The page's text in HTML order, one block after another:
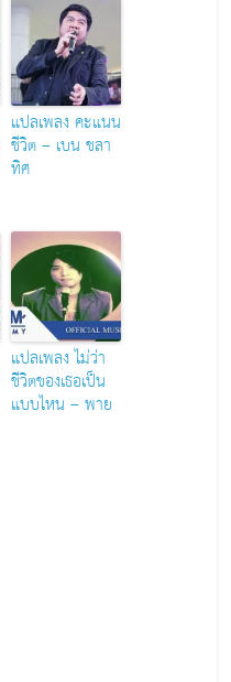
แปลเพลง คะแนน
ชีวิต – เบน ชลา
ทิศ
แปลเพลง ไม่ว่า
ชีวิตของเธอเป็น
แบบไหน – พาย